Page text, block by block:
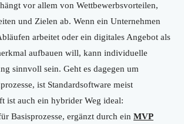
vor allem von Wettbewerbsvorteilen,
und Zielen ab. Wenn ein Unternehmen
arbeitet oder ein digitales Angebot als
aufbauen will, kann individuelle
sinnvoll sein. Geht es dagegen um
ist Standardsoftware meist
ist auch ein hybrider Weg ideal:
Basisprozesse, ergänzt durch ein MVP